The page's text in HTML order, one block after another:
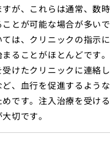
が、これらは通常、数
とが可能な場合が多い
は、クリニックの指示
ることがほとんどです
けたクリニックに連絡
、血行を促進するよう
です。注入治療を受け
切です。